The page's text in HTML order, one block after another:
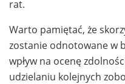
rat.
Warto pamiętać, że
zostanie odnotowane w
wpływ na ocenę
udzielaniu kolejnych